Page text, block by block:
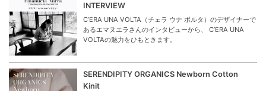
INTERVIEW
C’ERA UNA VOLTA（チェラ ウナ ボルタ）のデザイナーで
あるエマヌエラさんのインタビューから、 C’ERA UNA
VOLTAの魅力をひもときます。
SERENDIPITY ORGANICS Newborn Cotton
Kinit